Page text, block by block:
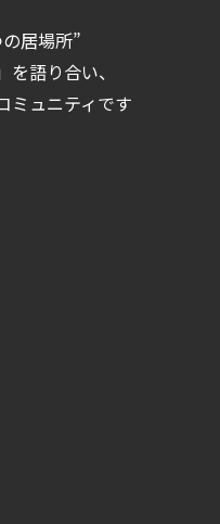
居場所”
を語り合い、
ミュニティです